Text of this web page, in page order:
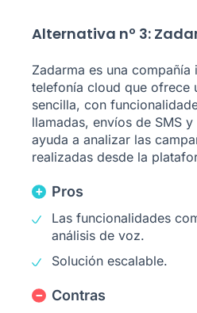
Alternativa nº 3:
Zadarma es una compañía
telefonía cloud que ofrece
sencilla, con
llamadas, envíos de SMS
ayuda a analizar las
realizadas desde la
Pros
Las funcionalidades
análisis de voz.
Solución escalable.
Contras